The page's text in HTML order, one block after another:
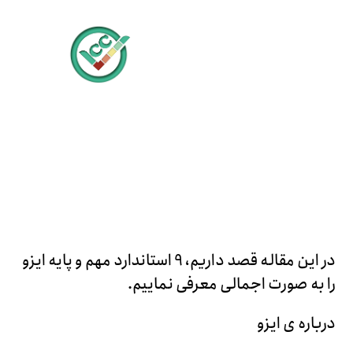
در این مقاله قصد داریم، 9 استاندارد مهم و پایه ایزو
را به صورت اجمالی معرفی نماییم.
درباره ی ایزو